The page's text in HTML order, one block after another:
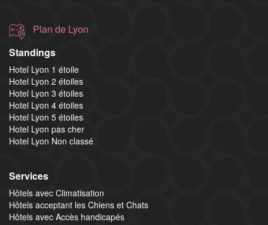
Plan de Lyon
Standings
Hotel Lyon 1 étoile
Hotel Lyon 2 étoiles
Hotel Lyon 3 étoiles
Hotel Lyon 4 étoiles
Hotel Lyon 5 étoiles
Hotel Lyon pas cher
Hotel Lyon Non classé
Services
Hôtels avec Climatisation
Hôtels acceptant les Chiens et Chats
Hôtels avec Accès handicapés